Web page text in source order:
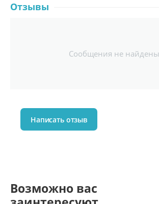
Отзывы
Сообщения не найдены
Написать отзыв
Возможно вас